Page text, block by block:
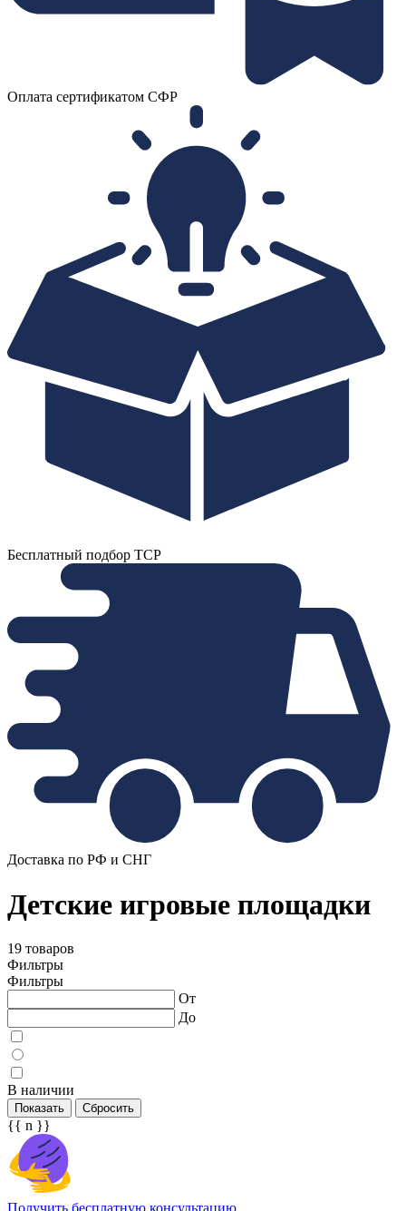
Оплата сертификатом СФР
Бесплатный подбор ТСР
Доставка по РФ и СНГ
Детские игровые площадки
19 товаров
Фильтры
Фильтры
От
До
В наличии
Показать Сбросить
{{ n }}